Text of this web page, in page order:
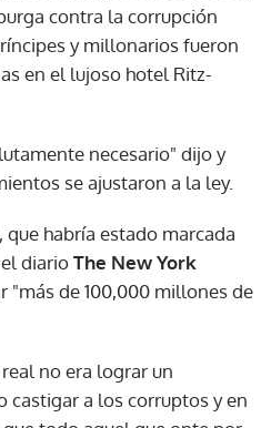
contra la corrupción
y millonarios fueron
en el lujoso hotel Ritz-
necesario" dijo y
se ajustaron a la ley.
que habría estado marcada
diarioThe New York
"más de 100,000 millones de
no era lograr un
castigar a los corruptos y en